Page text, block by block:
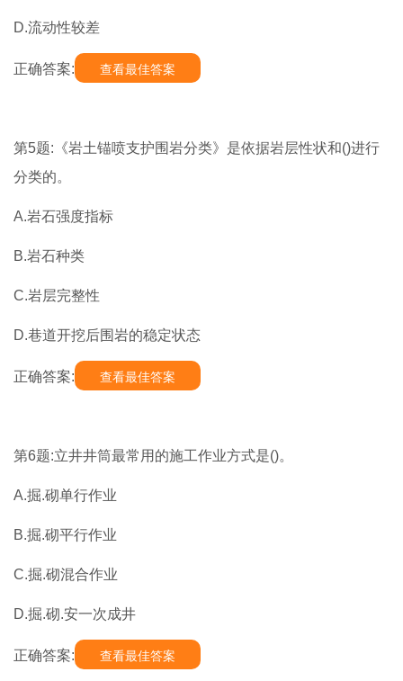
D.流动性较差
正确答案: 查看最佳答案
第5题:《岩土锚喷支护围岩分类》是依据岩层性状和()进行
分类的。
A.岩石强度指标
B.岩石种类
C.岩层完整性
D.巷道开挖后围岩的稳定状态
正确答案: 查看最佳答案
第6题:立井井筒最常用的施工作业方式是()。
A.掘.砌单行作业
B.掘.砌平行作业
C.掘.砌混合作业
D.掘.砌.安一次成井
正确答案: 查看最佳答案